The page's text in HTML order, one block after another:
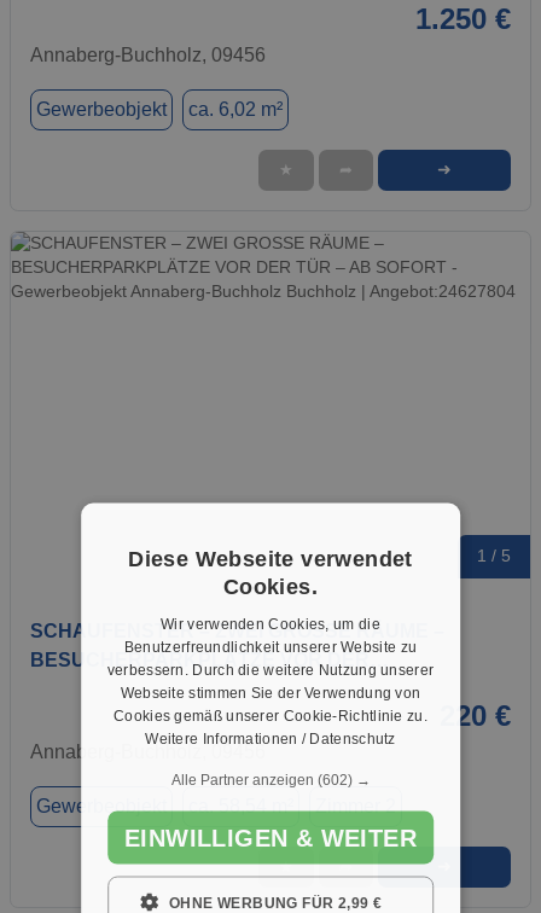
1.250 €
Annaberg-Buchholz, 09456
Gewerbeobjekt ca. 6,02 m²
★ ➦ ➜
1 / 5
SCHAUFENSTER – ZWEI GROSSE RÄUME –
BESUCHERPARKPLÄTZE VOR DER…
220 €
Annaberg-Buchholz, 09456
Gewerbeobjekt ca. 58,54 m² Zimmer 2
★ ➦
Diese Webseite verwendet
Cookies.
Wir verwenden Cookies, um die
Benutzerfreundlichkeit unserer Website zu
verbessern. Durch die weitere Nutzung unserer
Webseite stimmen Sie der Verwendung von
Cookies gemäß unserer Cookie-Richtlinie zu.
Weitere Informationen / Datenschutz
Alle Partner anzeigen (602) →
EINWILLIGEN & WEITER
OHNE WERBUNG FÜR 2,99 €